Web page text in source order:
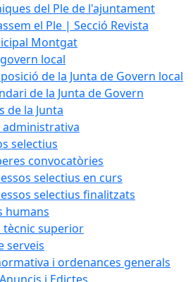
del Ple de l'ajuntament
el Ple | Secció Revista
Montgat
local
de la Junta de Govern local
de la Junta de Govern
de la Junta
selectius
convocatòries
selectius en curs
selectius finalitzats
humans
tècnic superior
serveis
i ordenances generals